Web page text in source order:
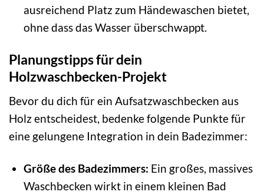
ausreichend Platz zum Händewaschen bietet,
ohne dass das Wasser überschwappt.
Planungstipps für dein
Holzwaschbecken-Projekt
Bevor du dich für ein Aufsatzwaschbecken aus
Holz entscheidest, bedenke folgende Punkte für
eine gelungene Integration in dein Badezimmer:
Größe des Badezimmers: Ein großes, massives
Waschbecken wirkt in einem kleinen Bad